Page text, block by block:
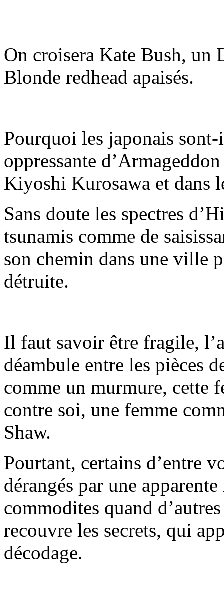
On croisera Kate Bush, un
Blonde redhead apaisés.
Pourquoi les japonais
oppressante
Kiyoshi Kurosawa et dans
Sans doute les spectres
tsunamis comme de
son chemin dans une ville
détruite.
Il faut savoir être fragile,
déambule entre les pièces
comme un murmure, cette
contre soi, une femme
Shaw.
Pourtant, certains d’entre
dérangés par une
commodites quand
recouvre les secrets, qui
décodage.